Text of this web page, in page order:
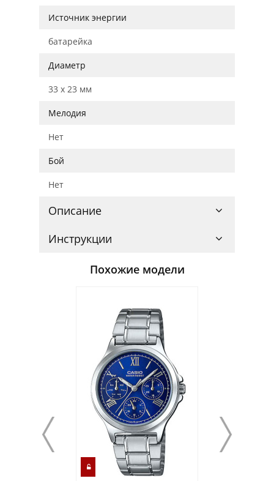
Источник энергии
батарейка
Диаметр
33 x 23 мм
Мелодия
Нет
Бой
Нет
Описание
Инструкции
Похожие модели